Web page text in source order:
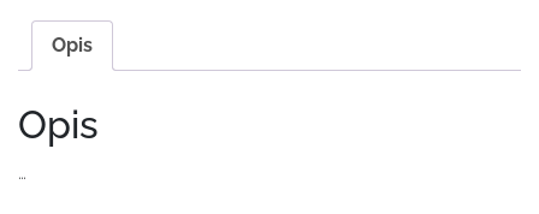
Opis
Opis
…